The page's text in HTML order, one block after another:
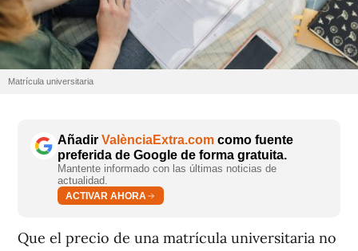
Matrícula universitaria
Añadir ValènciaExtra.com como fuente
preferida de Google de forma gratuita.
Mantente informado con las últimas noticias de
actualidad.
ACTIVAR AHORA
Que el precio de una matrícula universitaria no